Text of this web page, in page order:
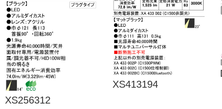
XS256312
XS413194